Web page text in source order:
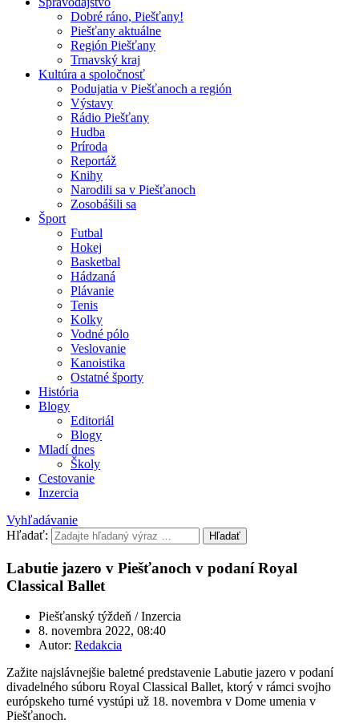
Dobré ráno, Piešťany!
Piešťany aktuálne
Región Piešťany
Trnavský kraj
Kultúra a spoločnosť
Podujatia v Piešťanoch a región
Výstavy
Rádio Piešťany
Hudba
Príroda
Reportáž
Knihy
Narodili sa v Piešťanoch
Zosobášili sa
Šport
Futbal
Hokej
Basketbal
Hádzaná
Plávanie
Tenis
Kolky
Vodné pólo
Veslovanie
Kanoistika
Ostatné športy
História
Blogy
Editoriál
Blogy
Mladí dnes
Školy
Cestovanie
Inzercia
Vyhľadávanie
Hľadať:
Hľadať
Labutie jazero v Piešťanoch v podaní Royal
Classical Ballet
Piešťanský týždeň / Inzercia
8. novembra 2022, 08:40
Autor: Redakcia
Zažite najslávnejšie baletné predstavenie Labutie jazero v podaní
divadelného súboru Royal Classical Ballet, ktorý v rámci svojho
európskeho turné vystúpi už 18. novembra v Dome umenia v
Piešťanoch.